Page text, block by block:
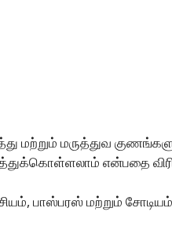
மற்றும் மருத்துவ
என்பதை
பாஸ்பரஸ் மற்றும்